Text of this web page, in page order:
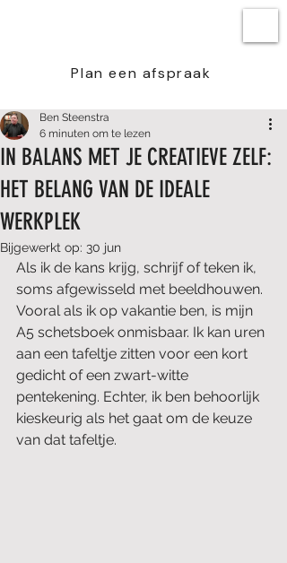
Plan een afspraak
IN BALANS MET JE CREATIEVE ZELF:
HET BELANG VAN DE IDEALE
WERKPLEK
Ben Steenstra
6 minuten om te lezen
Bijgewerkt op: 30 jun
Als ik de kans krijg, schrijf of teken ik,
soms afgewisseld met beeldhouwen.
Vooral als ik op vakantie ben, is mijn
A5 schetsboek onmisbaar. Ik kan uren
aan een tafeltje zitten voor een kort
gedicht of een zwart-witte
pentekening. Echter, ik ben behoorlijk
kieskeurig als het gaat om de keuze
van dat tafeltje.